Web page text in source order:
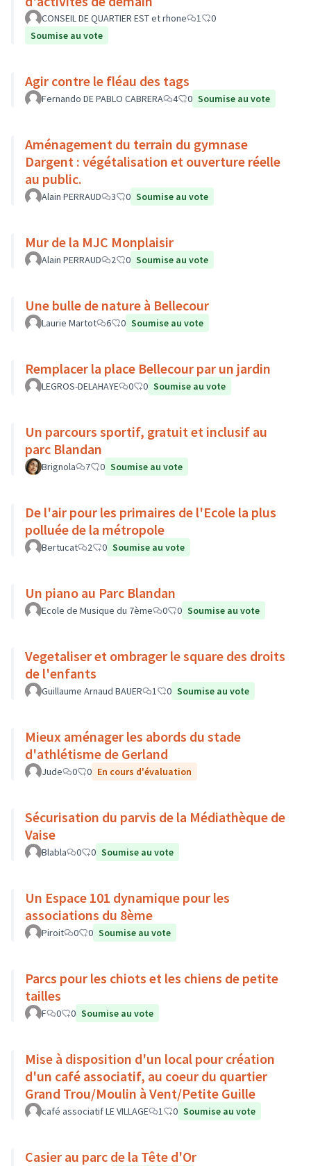
CONSEIL DE QUARTIER EST et rhone 1
0
Soumise au vote
Agir contre le fléau des tags
Fernando DE PABLO CABRERA 4 0 Soumise au vote
Aménagement du terrain du gymnase
Dargent : végétalisation et ouverture réelle
au public.
Alain PERRAUD 3 0 Soumise au vote
Mur de la MJC Monplaisir
Alain PERRAUD 2 0 Soumise au vote
Une bulle de nature à Bellecour
Laurie Martot 6 0 Soumise au vote
Remplacer la place Bellecour par un jardin
LEGROS-DELAHAYE 0 0 Soumise au vote
Un parcours sportif, gratuit et inclusif au
parc Blandan
Brignola 7 0 Soumise au vote
De l'air pour les primaires de l'Ecole la plus
polluée de la métropole
Bertucat 2 0 Soumise au vote
Un piano au Parc Blandan
Ecole de Musique du 7ème 0 0 Soumise au vote
Vegetaliser et ombrager le square des droits
de l'enfants
Guillaume Arnaud BAUER 1 0 Soumise au vote
Mieux aménager les abords du stade
d'athlétisme de Gerland
Jude 0 0 En cours d'évaluation
Sécurisation du parvis de la Médiathèque de
Vaise
Blabla 0 0 Soumise au vote
Un Espace 101 dynamique pour les
associations du 8ème
Piroit 0 0 Soumise au vote
Parcs pour les chiots et les chiens de petite
tailles
F 0 0 Soumise au vote
Mise à disposition d'un local pour création
d'un café associatif, au coeur du quartier
Grand Trou/Moulin à Vent/Petite Guille
café associatif LE VILLAGE 1 0 Soumise au vote
Casier au parc de la Tête d'Or